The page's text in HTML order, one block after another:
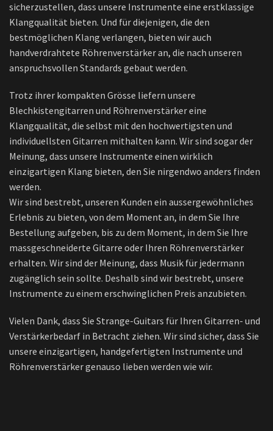
sicherzustellen, dass unsere Instrumente eine erstklassige
Klangqualität bieten. Und für diejenigen, die den
bestmöglichen Klang verlangen, bieten wir auch
handverdrahtete Röhrenverstärker an, die nach unseren
anspruchsvollen Standards gebaut werden.
Trotz ihrer kompakten Grösse liefern unsere
Blechkistengitarren und Röhrenverstärker eine
Klangqualität, die selbst mit den hochwertigsten und
individuellsten Gitarren mithalten kann. Wir sind sogar der
Meinung, dass unsere Instrumente einen wirklich
einzigartigen Klang bieten, den Sie nirgendwo anders finden
werden.
Wir sind bestrebt, unseren Kunden ein aussergewöhnliches
Erlebnis zu bieten, von dem Moment an, in dem Sie Ihre
Bestellung aufgeben, bis zu dem Moment, in dem Sie Ihre
massgeschneiderte Gitarre oder Ihren Röhrenverstärker
erhalten. Wir sind der Meinung, dass Musik für jedermann
zugänglich sein sollte. Deshalb sind wir bestrebt, unsere
Instrumente zu einem erschwinglichen Preis anzubieten.
Vielen Dank, dass Sie Strange-Guitars für Ihren Gitarren- und
Verstärkerbedarf in Betracht ziehen. Wir sind sicher, dass Sie
unsere einzigartigen, handgefertigten Instrumente und
Röhrenverstärker genauso lieben werden wie wir.